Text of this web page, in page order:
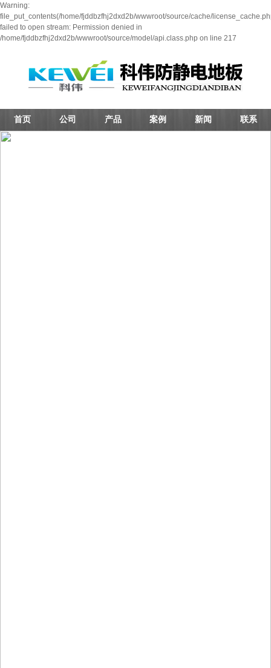
Warning:
file_put_contents(/home/fjddbzfhj2dxd2b/wwwroot/source/cache/
failed to open stream: Permission denied in
/home/fjddbzfhj2dxd2b/wwwroot/source/model/api.class.php on line 217
首页 公司 产品 案例 新闻 联系